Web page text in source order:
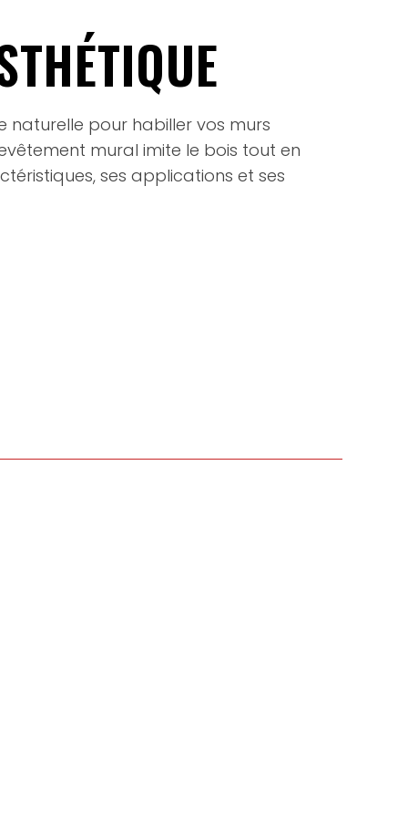
naturelle pour habiller vos murs
mural imite le bois tout en
ses applications et ses